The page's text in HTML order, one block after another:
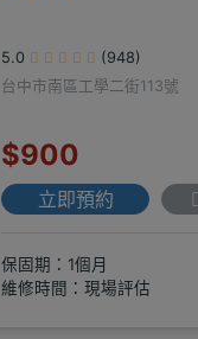
5.0
(948)
台中市南區工學二街113號
$900
立即預約
保固期：1個月
維修時間：現場評估